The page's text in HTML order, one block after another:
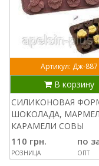
Артикул: Дж-887
В корзину
СИЛИКОНОВАЯ
ШОКОЛАДА,
КАРАМЕЛИ СОВЫ
110 грн.
РОЗНИЦА
по
ОПТ